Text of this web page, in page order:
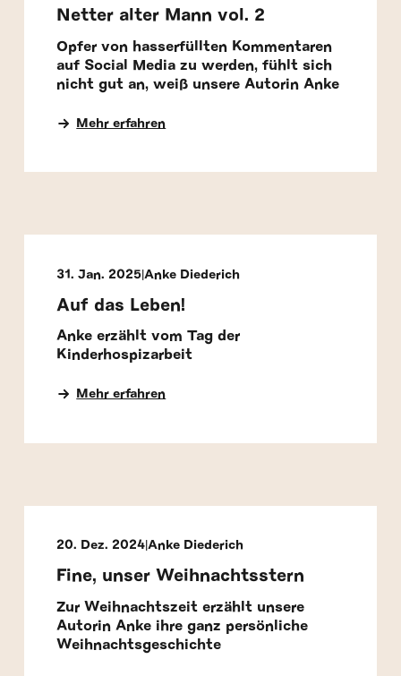
Netter alter Mann vol. 2
Opfer von hasserfüllten Kommentaren
auf Social Media zu werden, fühlt sich
nicht gut an, weiß unsere Autorin Anke
Mehr erfahren
31. Jan. 2025 Anke Diederich
Auf das Leben!
Anke erzählt vom Tag der
Kinderhospizarbeit
Mehr erfahren
20. Dez. 2024 Anke Diederich
Fine, unser Weihnachtsstern
Zur Weihnachtszeit erzählt unsere
Autorin Anke ihre ganz persönliche
Weihnachtsgeschichte